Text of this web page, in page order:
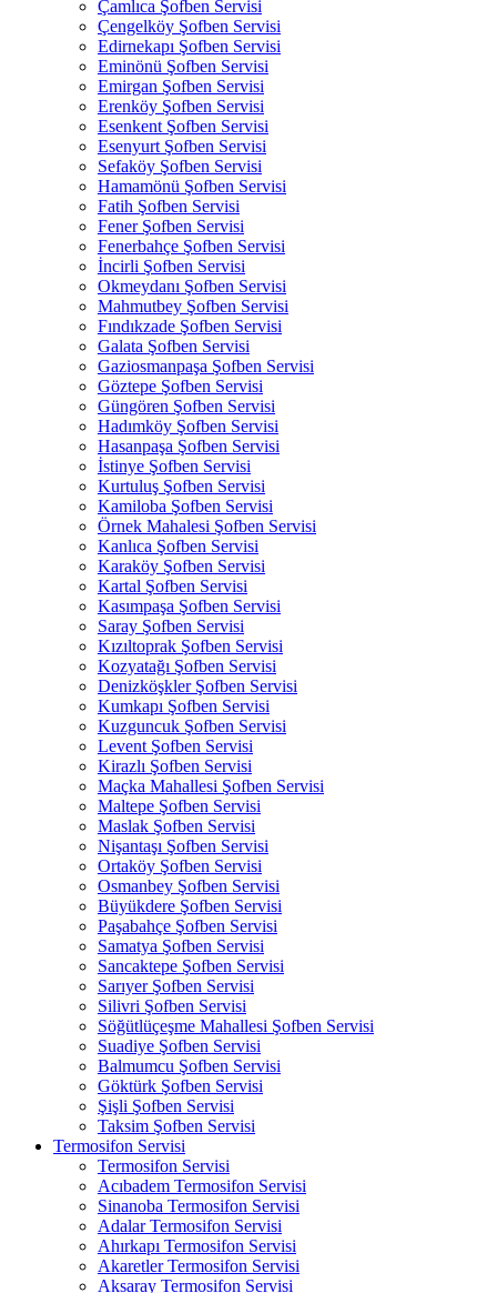
Çamlıca Şofben Servisi
Çengelköy Şofben Servisi
Edirnekapı Şofben Servisi
Eminönü Şofben Servisi
Emirgan Şofben Servisi
Erenköy Şofben Servisi
Esenkent Şofben Servisi
Esenyurt Şofben Servisi
Sefaköy Şofben Servisi
Hamamönü Şofben Servisi
Fatih Şofben Servisi
Fener Şofben Servisi
Fenerbahçe Şofben Servisi
İncirli Şofben Servisi
Okmeydanı Şofben Servisi
Mahmutbey Şofben Servisi
Fındıkzade Şofben Servisi
Galata Şofben Servisi
Gaziosmanpaşa Şofben Servisi
Göztepe Şofben Servisi
Güngören Şofben Servisi
Hadımköy Şofben Servisi
Hasanpaşa Şofben Servisi
İstinye Şofben Servisi
Kurtuluş Şofben Servisi
Kamiloba Şofben Servisi
Örnek Mahalesi Şofben Servisi
Kanlıca Şofben Servisi
Karaköy Şofben Servisi
Kartal Şofben Servisi
Kasımpaşa Şofben Servisi
Saray Şofben Servisi
Kızıltoprak Şofben Servisi
Kozyatağı Şofben Servisi
Denizköşkler Şofben Servisi
Kumkapı Şofben Servisi
Kuzguncuk Şofben Servisi
Levent Şofben Servisi
Kirazlı Şofben Servisi
Maçka Mahallesi Şofben Servisi
Maltepe Şofben Servisi
Maslak Şofben Servisi
Nişantaşı Şofben Servisi
Ortaköy Şofben Servisi
Osmanbey Şofben Servisi
Büyükdere Şofben Servisi
Paşabahçe Şofben Servisi
Samatya Şofben Servisi
Sancaktepe Şofben Servisi
Sarıyer Şofben Servisi
Silivri Şofben Servisi
Söğütlüçeşme Mahallesi Şofben Servisi
Suadiye Şofben Servisi
Balmumcu Şofben Servisi
Göktürk Şofben Servisi
Şişli Şofben Servisi
Taksim Şofben Servisi
Termosifon Servisi
Termosifon Servisi
Acıbadem Termosifon Servisi
Sinanoba Termosifon Servisi
Adalar Termosifon Servisi
Ahırkapı Termosifon Servisi
Akaretler Termosifon Servisi
Aksaray Termosifon Servisi